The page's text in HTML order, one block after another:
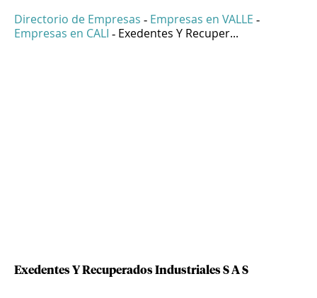
Directorio de Empresas - Empresas en VALLE -
Empresas en CALI - Exedentes Y Recuper...
Exedentes Y Recuperados Industriales S A S